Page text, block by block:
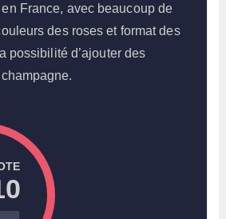
France, avec beaucoup de
des roses et format des
possibilité d’ajouter des